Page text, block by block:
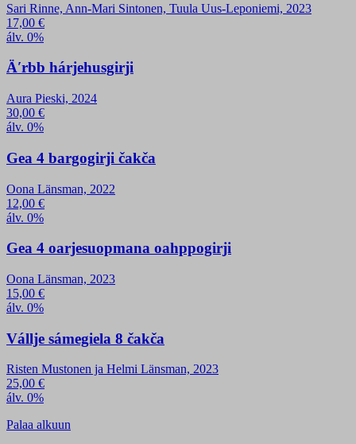
Sari Rinne, Ann-Mari Sintonen, Tuula Uus-Leponiemi, 2023
17,00 €
álv. 0%
Äʹrbb hárjehusgirji
Aura Pieski, 2024
30,00 €
álv. 0%
Gea 4 bargogirji čakča
Oona Länsman, 2022
12,00 €
álv. 0%
Gea 4 oarjesuopmana oahppogirji
Oona Länsman, 2023
15,00 €
álv. 0%
Vállje sámegiela 8 čakča
Risten Mustonen ja Helmi Länsman, 2023
25,00 €
álv. 0%
Palaa alkuun